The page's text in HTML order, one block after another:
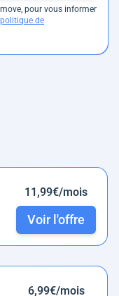
pour vous informer
politique de
11,99€/mois
Voir l'offre
6,99€/mois